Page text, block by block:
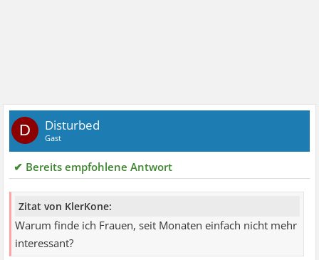
D Disturbed
Gast
✔ Bereits empfohlene Antwort
Zitat von KlerKone:
Warum finde ich Frauen, seit Monaten einfach nicht mehr
interessant?